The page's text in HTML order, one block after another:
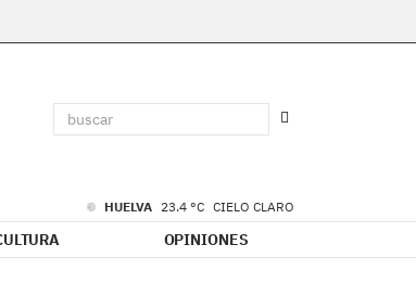
HUELVA 23.4 °C CIELO CLARO
OPINIONES